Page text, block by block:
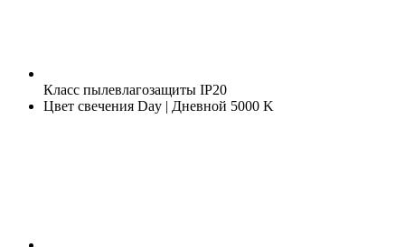
Класс пылевлагозащиты IP20
Цвет свечения Day | Дневной 5000 K